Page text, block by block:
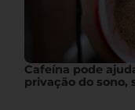
Cafeína pode
privação do sono,